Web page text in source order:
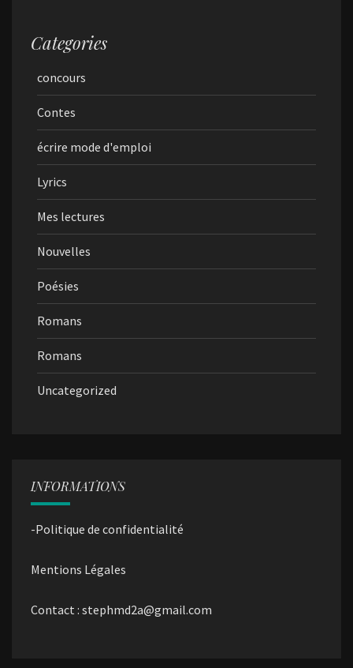
Categories
concours
Contes
écrire mode d'emploi
Lyrics
Mes lectures
Nouvelles
Poésies
Romans
Romans
Uncategorized
INFORMATIONS
-Politique de confidentialité
Mentions Légales
Contact : stephmd2a@gmail.com